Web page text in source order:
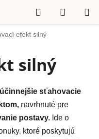
Hľadať
KOŠÍK
efekt silný
silný
sťahovacie
navrhnuté pre
postavy. Ide o
ktoré poskytujú